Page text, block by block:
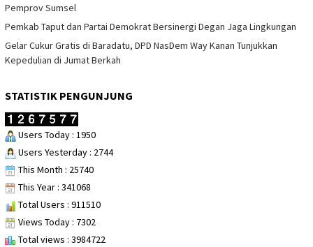
Pemprov Sumsel
Pemkab Taput dan Partai Demokrat Bersinergi Degan Jaga Lingkungan
Gelar Cukur Gratis di Baradatu, DPD NasDem Way Kanan Tunjukkan
Kepedulian di Jumat Berkah
STATISTIK PENGUNJUNG
Users Today : 1950
Users Yesterday : 2744
This Month : 25740
This Year : 341068
Total Users : 911510
Views Today : 7302
Total views : 3984722